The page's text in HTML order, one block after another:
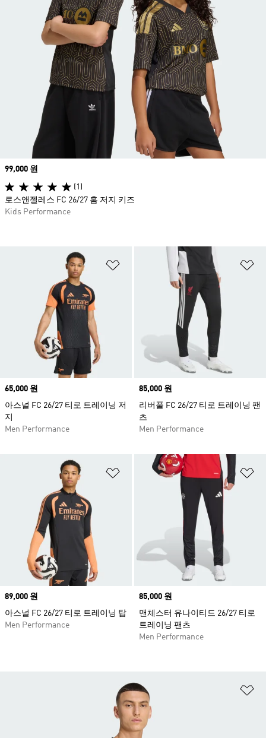
위시리스트 담기
Price
65,000 원
아스널 FC 26/27 티로 트레이닝 저
지
Men Performance
Price
85,000 원
리버풀 FC 26/27 티로 트레이닝 팬
츠
Men Performance
위시리스트 담기
Price
89,000 원
아스널 FC 26/27 티로 트레이닝 탑
Men Performance
Price
85,000 원
맨체스터 유나이티드 26/27 티로
트레이닝 팬츠
Men Performance
Price
99,000 원
(1)
로스앤젤레스 FC 26/27 홈 저지 키즈
Kids Performance